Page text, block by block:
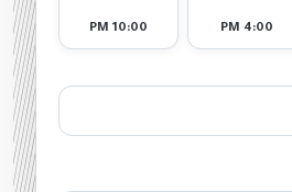
4:00 PM
10:00 PM